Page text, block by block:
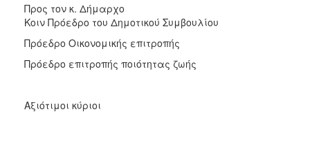
Προς τον κ. Δήμαρχο
Κοιν Πρόεδρο του Δημοτικού Συμβουλίου
Πρόεδρο Οικονομικής επιτροπής
Πρόεδρο επιτροπής ποιότητας ζωής
Αξιότιμοι κύριοι